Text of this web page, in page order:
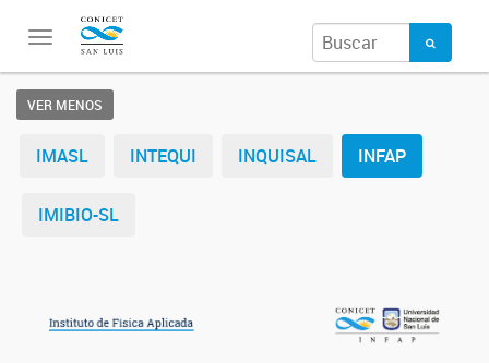
Toggle
VER MENOS
IMASL INTEQUI INQUISAL INFAP
IMIBIO-SL